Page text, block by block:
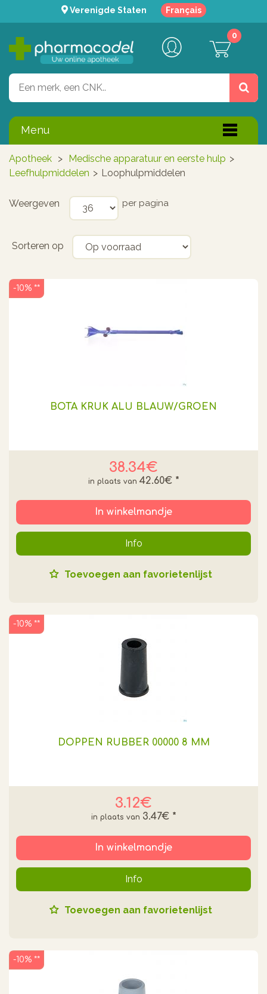
Verenigde Staten Français
0
Menu
Apotheek > Medische apparatuur en eerste hulp >
Leefhulpmiddelen > Loophulpmiddelen
Weergeven per pagina
Sorteren op
BOTA KRUK ALU BLAUW/GROEN
38.34€
42.60€ *
-10% **
In winkelmandje
Info
Toevoegen aan favorietenlijst
DOPPEN RUBBER 00000 8 MM
3.12€
3.47€ *
-10% **
In winkelmandje
Info
Toevoegen aan favorietenlijst
-10% **